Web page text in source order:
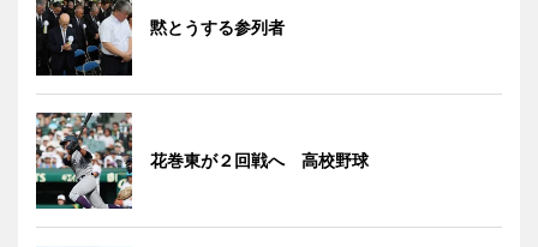
黙とうする参列者
花巻東が２回戦へ 高校野球